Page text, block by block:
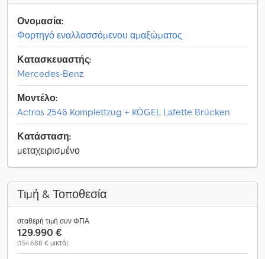
Ονομασία:
Φορτηγό εναλλασσόμενου αμαξώματος
Κατασκευαστής:
Mercedes-Benz
Μοντέλο:
Actros 2546 Komplettzug + KÖGEL Lafette Brücken
Κατάσταση:
μεταχειρισμένο
Τιμή & Τοποθεσία
σταθερή τιμή συν ΦΠΑ
129.990 €
(154.688 € μικτό)